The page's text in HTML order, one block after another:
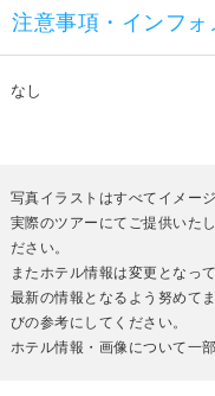
注意事項・インフォ
なし
写真イラストはすべてイメー
実際のツアーにてご提供いた
ださい。
またホテル情報は変更となっ
最新の情報となるよう努めて
びの参考にしてください。
ホテル情報・画像について一